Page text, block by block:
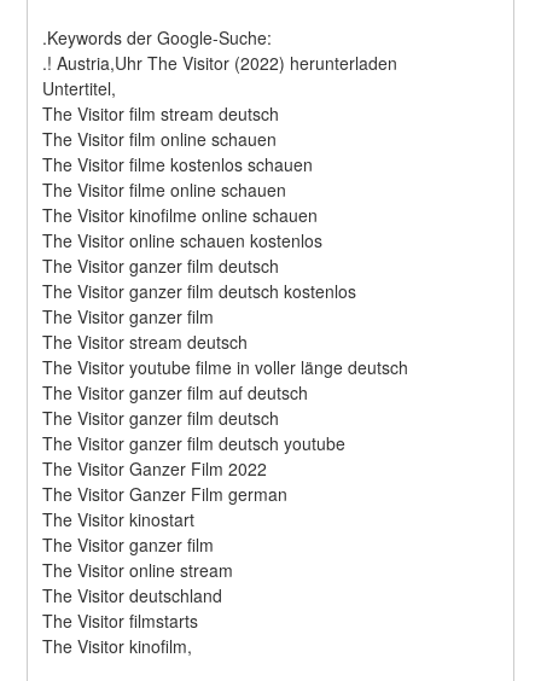
.Keywords der Google-Suche:
.! Austria,Uhr The Visitor (2022) herunterladen
Untertitel,
The Visitor film stream deutsch
The Visitor film online schauen
The Visitor filme kostenlos schauen
The Visitor filme online schauen
The Visitor kinofilme online schauen
The Visitor online schauen kostenlos
The Visitor ganzer film deutsch
The Visitor ganzer film deutsch kostenlos
The Visitor ganzer film
The Visitor stream deutsch
The Visitor youtube filme in voller länge deutsch
The Visitor ganzer film auf deutsch
The Visitor ganzer film deutsch
The Visitor ganzer film deutsch youtube
The Visitor Ganzer Film 2022
The Visitor Ganzer Film german
The Visitor kinostart
The Visitor ganzer film
The Visitor online stream
The Visitor deutschland
The Visitor filmstarts
The Visitor kinofilm,